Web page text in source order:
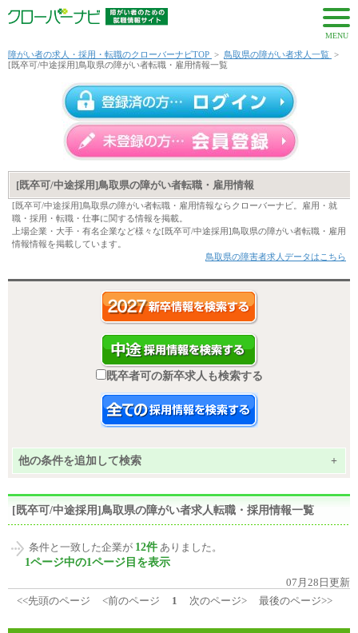
MENU
障がい者の求人・採用・転職のクローバーナビTOP > 鳥取県の障がい者求人一覧 >
[既卒可/中途採用]鳥取県の障がい者転職・雇用情報一覧
[既卒可/中途採用]鳥取県の障がい者転職・雇用情報
[既卒可/中途採用]鳥取県の障がい者転職・雇用情報ならクローバーナビ。雇用・就
職・採用・転職・仕事に関する情報を掲載。
上場企業・大手・有名企業など様々な[既卒可/中途採用]鳥取県の障がい者転職・雇用
情報情報を掲載しています。
鳥取県の障害者求人データはこちら
既卒者可の新卒求人も検索する
他の条件を追加して検索 +
[既卒可/中途採用]鳥取県の障がい者求人転職・採用情報一覧
条件と一致した企業が 12件 ありました。
1ページ中の1ページ目を表示
07月28日更新
<<先頭のページ
<前のページ 1 次のページ> 最後のページ>>